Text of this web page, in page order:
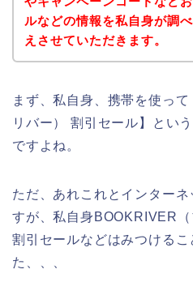
ルなどの情報を私自身が調
えさせていただきます。
まず、私自身、携帯を使っ
リバー） 割引セール】とい
ですよね。
ただ、あれこれとインター
すが、私自身BOOKRIVER
割引セールなどはみつける
た、、、